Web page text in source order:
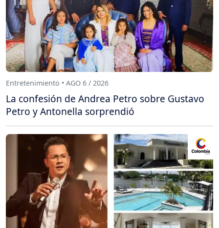
Entretenimiento • AGO 6 / 2026
La confesión de Andrea Petro sobre Gustavo
Petro y Antonella sorprendió